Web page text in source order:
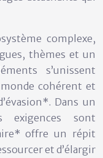
complexe,
thèmes et un
s’unissent
cohérent et
Dans un
sont
offre un répit
et d’élargir